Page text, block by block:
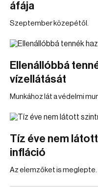
áfája
Szeptember közepétől.
Ellenállóbbá
vízellátását
Munkához lát a védelmi
Tíz éve nem
infláció
Az elemzőket is meglepte.